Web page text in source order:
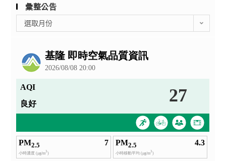
彙整公告
整
選取月份